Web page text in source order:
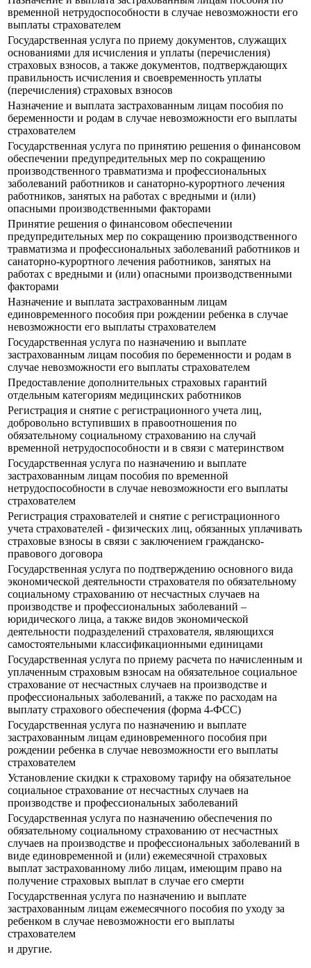
временной нетрудоспособности в случае невозможности его
выплаты страхователем
Государственная услуга по приему документов, служащих
основаниями для исчисления и уплаты (перечисления)
страховых взносов, а также документов, подтверждающих
правильность исчисления и своевременность уплаты
(перечисления) страховых взносов
Назначение и выплата застрахованным лицам пособия по
беременности и родам в случае невозможности его выплаты
страхователем
Государственная услуга по принятию решения о финансовом
обеспечении предупредительных мер по сокращению
производственного травматизма и профессиональных
заболеваний работников и санаторно-курортного лечения
работников, занятых на работах с вредными и (или)
опасными производственными факторами
Принятие решения о финансовом обеспечении
предупредительных мер по сокращению производственного
травматизма и профессиональных заболеваний работников и
санаторно-курортного лечения работников, занятых на
работах с вредными и (или) опасными производственными
факторами
Назначение и выплата застрахованным лицам
единовременного пособия при рождении ребенка в случае
невозможности его выплаты страхователем
Государственная услуга по назначению и выплате
застрахованным лицам пособия по беременности и родам в
случае невозможности его выплаты страхователем
Предоставление дополнительных страховых гарантий
отдельным категориям медицинских работников
Регистрация и снятие с регистрационного учета лиц,
добровольно вступивших в правоотношения по
обязательному социальному страхованию на случай
временной нетрудоспособности и в связи с материнством
Государственная услуга по назначению и выплате
застрахованным лицам пособия по временной
нетрудоспособности в случае невозможности его выплаты
страхователем
Регистрация страхователей и снятие с регистрационного
учета страхователей - физических лиц, обязанных уплачивать
страховые взносы в связи с заключением гражданско-
правового договора
Государственная услуга по подтверждению основного вида
экономической деятельности страхователя по обязательному
социальному страхованию от несчастных случаев на
производстве и профессиональных заболеваний –
юридического лица, а также видов экономической
деятельности подразделений страхователя, являющихся
самостоятельными классификационными единицами
Государственная услуга по приему расчета по начисленным и
уплаченным страховым взносам на обязательное социальное
страхование от несчастных случаев на производстве и
профессиональных заболеваний, а также по расходам на
выплату страхового обеспечения (форма 4-ФСС)
Государственная услуга по назначению и выплате
застрахованным лицам единовременного пособия при
рождении ребенка в случае невозможности его выплаты
страхователем
Установление скидки к страховому тарифу на обязательное
социальное страхование от несчастных случаев на
производстве и профессиональных заболеваний
Государственная услуга по назначению обеспечения по
обязательному социальному страхованию от несчастных
случаев на производстве и профессиональных заболеваний в
виде единовременной и (или) ежемесячной страховых
выплат застрахованному либо лицам, имеющим право на
получение страховых выплат в случае его смерти
Государственная услуга по назначению и выплате
застрахованным лицам ежемесячного пособия по уходу за
ребенком в случае невозможности его выплаты
страхователем
и другие.